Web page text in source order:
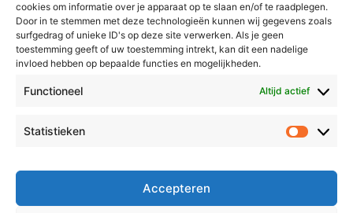
cookies om informatie over je apparaat op te slaan en/of te raadplegen.
Door in te stemmen met deze technologieën kunnen wij gegevens zoals
surfgedrag of unieke ID's op deze site verwerken. Als je geen
toestemming geeft of uw toestemming intrekt, kan dit een nadelige
invloed hebben op bepaalde functies en mogelijkheden.
Functioneel Altijd actief
Statistieken
Accepteren
Leudal
Maasgouw
Echt-Susteren
Radio & TV